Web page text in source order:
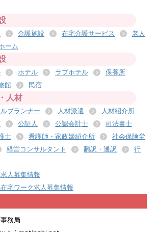
介護施設 在宅介護サービス
老人
ーム
ホテル ラブホテル
保養所
館 民宿
人材
プランナー 人材派遣
人材紹介所
公証人 公認会計士
司法書士
士 看護師・家政婦紹介所
社会保険労
経営コンサルタント 翻訳・通訳
行
人募集情報
宅ワーク求人募集情報
務局